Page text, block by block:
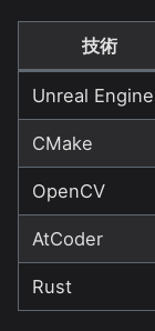
技術
Unreal Engine
CMake
OpenCV
AtCoder
Rust